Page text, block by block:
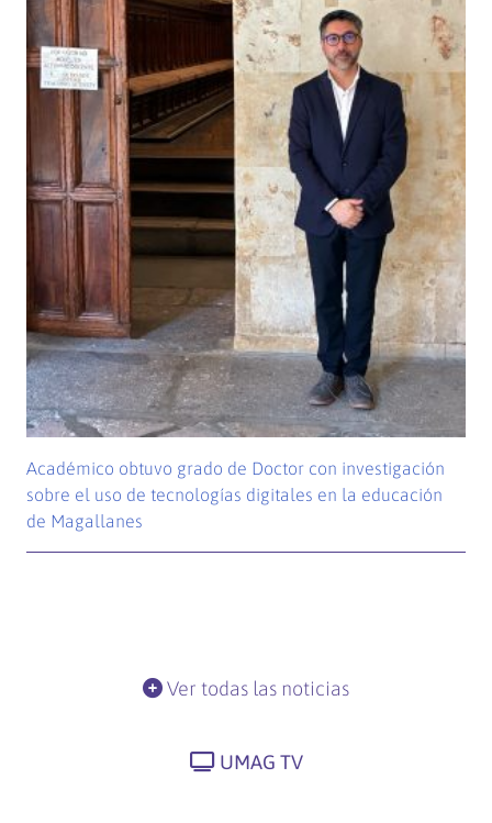
Académico obtuvo grado de Doctor con investigación
sobre el uso de tecnologías digitales en la educación
de Magallanes
Ver todas las noticias
UMAG TV